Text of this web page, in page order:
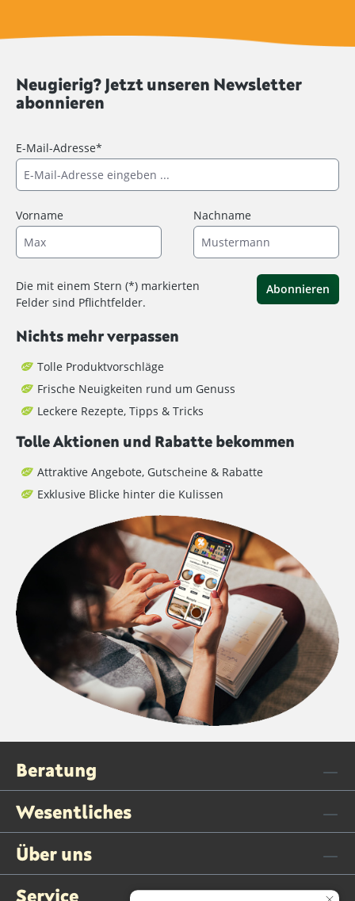
Neugierig? Jetzt unseren Newsletter
abonnieren
E-Mail-Adresse*
Vorname Nachname
Die mit einem Stern (*) markierten
Felder sind Pflichtfelder.
Abonnieren
Nichts mehr verpassen
Tolle Produktvorschläge
Frische Neuigkeiten rund um Genuss
Leckere Rezepte, Tipps & Tricks
Tolle Aktionen und Rabatte bekommen
Attraktive Angebote, Gutscheine & Rabatte
Exklusive Blicke hinter die Kulissen
Beratung
Wesentliches
Über uns
Service